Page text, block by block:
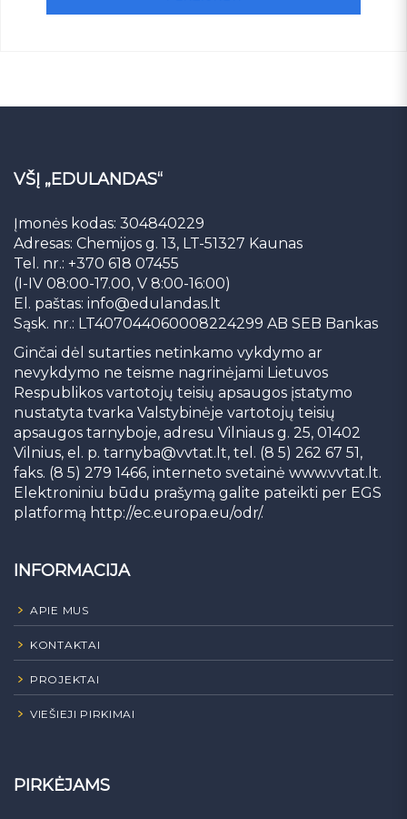
VŠĮ „EDULANDAS“
Įmonės kodas: 304840229
Adresas: Chemijos g. 13, LT-51327 Kaunas
Tel. nr.: +370 618 07455
(I-IV 08:00-17.00, V 8:00-16:00)
El. paštas: info@edulandas.lt
Sąsk. nr.: LT407044060008224299 AB SEB Bankas
Ginčai dėl sutarties netinkamo vykdymo ar
nevykdymo ne teisme nagrinėjami Lietuvos
Respublikos vartotojų teisių apsaugos įstatymo
nustatyta tvarka Valstybinėje vartotojų teisių
apsaugos tarnyboje, adresu Vilniaus g. 25, 01402
Vilnius, el. p. tarnyba@vvtat.lt, tel. (8 5) 262 67 51,
faks. (8 5) 279 1466, interneto svetainė www.vvtat.lt.
Elektroniniu būdu prašymą galite pateikti per EGS
platformą http://ec.europa.eu/odr/.
INFORMACIJA
APIE MUS
KONTAKTAI
PROJEKTAI
VIEŠIEJI PIRKIMAI
PIRKĖJAMS